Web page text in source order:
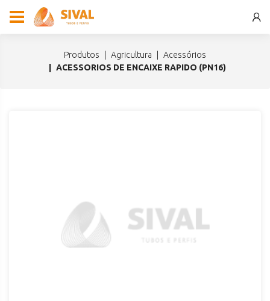
produtos agricultura
acessórios
ACESSORIOS DE ENCAIXE RAPIDO (PN16)